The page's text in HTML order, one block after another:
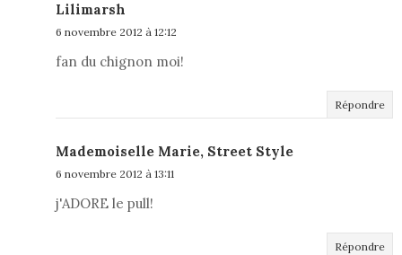
Lilimarsh
6 novembre 2012 à 12:12
fan du chignon moi!
Répondre
Mademoiselle Marie, Street Style
6 novembre 2012 à 13:11
j'ADORE le pull!
Répondre